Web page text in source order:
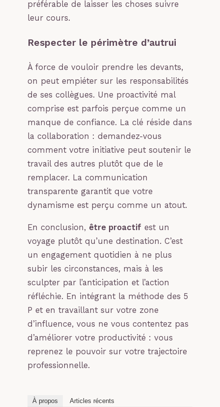
préférable de laisser les choses suivre
leur cours.
Respecter le périmètre d’autrui
À force de vouloir prendre les devants,
on peut empiéter sur les responsabilités
de ses collègues. Une proactivité mal
comprise est parfois perçue comme un
manque de confiance. La clé réside dans
la collaboration : demandez-vous
comment votre initiative peut soutenir le
travail des autres plutôt que de le
remplacer. La communication
transparente garantit que votre
dynamisme est perçu comme un atout.
En conclusion, être proactif est un
voyage plutôt qu’une destination. C’est
un engagement quotidien à ne plus
subir les circonstances, mais à les
sculpter par l’anticipation et l’action
réfléchie. En intégrant la méthode des 5
P et en travaillant sur votre zone
d’influence, vous ne vous contentez pas
d’améliorer votre productivité : vous
reprenez le pouvoir sur votre trajectoire
professionnelle.
À propos Articles récents